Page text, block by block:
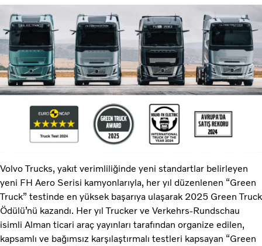
Volvo Trucks, yakıt verimliliğinde yeni standartlar belirleyen
yeni FH Aero Serisi kamyonlarıyla, her yıl düzenlenen “Green
Truck” testinde en yüksek başarıya ulaşarak 2025 Green Truck
Ödülü’nü kazandı. Her yıl Trucker ve Verkehrs-Rundschau
isimli Alman ticari araç yayınları tarafından organize edilen,
kapsamlı ve bağımsız karşılaştırmalı testleri kapsayan “Green